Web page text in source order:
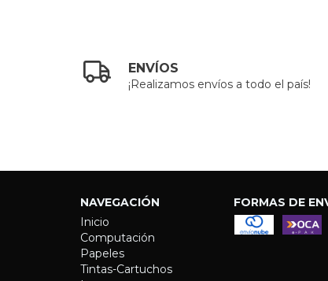
ENVÍOS
¡Realizamos envíos a todo el país!
NAVEGACIÓN
Inicio
Computación
Papeles
Tintas-Cartuchos
FORMAS DE